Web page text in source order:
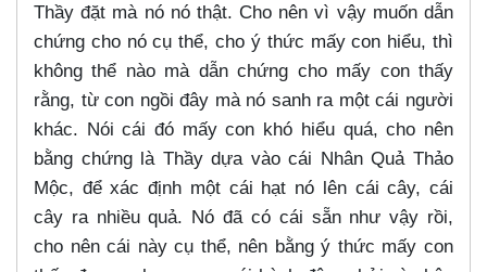
Thầy đặt mà nó nó thật. Cho nên vì vậy muốn dẫn
chứng cho nó cụ thể, cho ý thức mấy con hiểu, thì
không thể nào mà dẫn chứng cho mấy con thấy
rằng, từ con ngồi đây mà nó sanh ra một cái người
khác. Nói cái đó mấy con khó hiểu quá, cho nên
bằng chứng là Thầy dựa vào cái Nhân Quả Thảo
Mộc, để xác định một cái hạt nó lên cái cây, cái
cây ra nhiều quả. Nó đã có cái sẵn như vậy rồi,
cho nên cái này cụ thể, nên bằng ý thức mấy con